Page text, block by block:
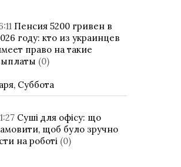
Пенсия 5200 гривен в
году: кто из украинцев
право на такие
(0)
Суббота
Суші для офісу: що
щоб було зручно
на роботі (0)